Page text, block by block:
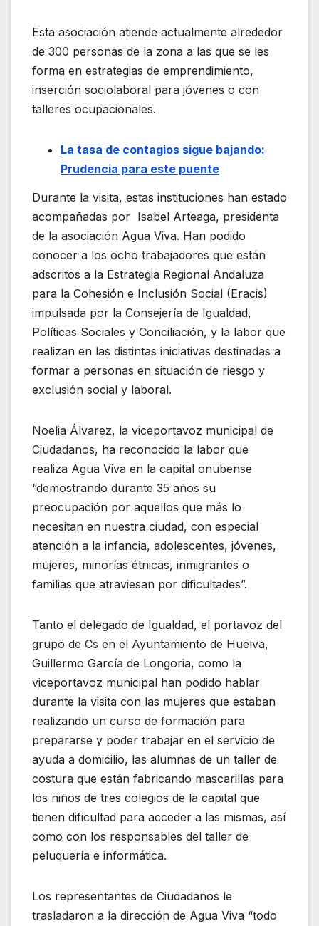
Esta asociación atiende actualmente alrededor
de 300 personas de la zona a las que se les
forma en estrategias de emprendimiento,
inserción sociolaboral para jóvenes o con
talleres ocupacionales.
La tasa de contagios sigue bajando:
Prudencia para este puente
Durante la visita, estas instituciones han estado
acompañadas por Isabel Arteaga, presidenta
de la asociación Agua Viva. Han podido
conocer a los ocho trabajadores que están
adscritos a la Estrategia Regional Andaluza
para la Cohesión e Inclusión Social (Eracis)
impulsada por la Consejería de Igualdad,
Políticas Sociales y Conciliación, y la labor que
realizan en las distintas iniciativas destinadas a
formar a personas en situación de riesgo y
exclusión social y laboral.
Noelia Álvarez, la viceportavoz municipal de
Ciudadanos, ha reconocido la labor que
realiza Agua Viva en la capital onubense
“demostrando durante 35 años su
preocupación por aquellos que más lo
necesitan en nuestra ciudad, con especial
atención a la infancia, adolescentes, jóvenes,
mujeres, minorías étnicas, inmigrantes o
familias que atraviesan por dificultades”.
Tanto el delegado de Igualdad, el portavoz del
grupo de Cs en el Ayuntamiento de Huelva,
Guillermo García de Longoria, como la
viceportavoz municipal han podido hablar
durante la visita con las mujeres que estaban
realizando un curso de formación para
prepararse y poder trabajar en el servicio de
ayuda a domicilio, las alumnas de un taller de
costura que están fabricando mascarillas para
los niños de tres colegios de la capital que
tienen dificultad para acceder a las mismas, así
como con los responsables del taller de
peluquería e informática.
Los representantes de Ciudadanos le
trasladaron a la dirección de Agua Viva “todo